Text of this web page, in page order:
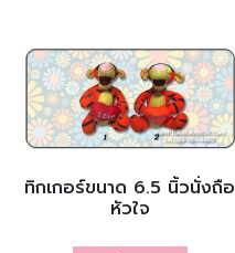
ทิกเกอร์ขนาด 6.5 นิ้วนั่งถือ
หัวใจ